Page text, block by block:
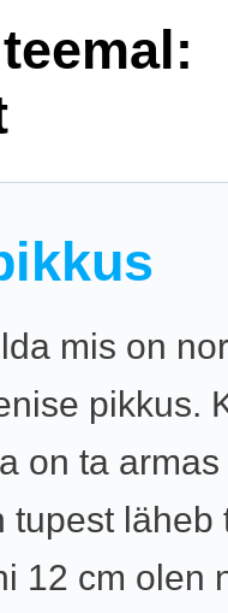
mis on
pikkus.
on ta
tupest läheb
12 cm olen